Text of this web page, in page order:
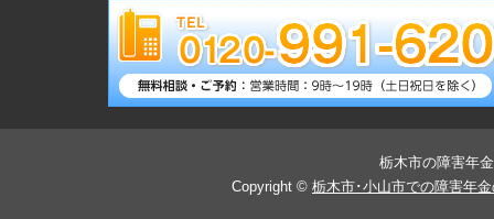
栃木市の障害年
Copyright © 栃木市･小山市での障害年